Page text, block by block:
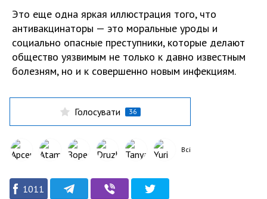
Это еще одна яркая иллюстрация того, что
антивакцинаторы — это моральные уроды и
социально опасные преступники, которые делают
общество уязвимым не только к давно известным
болезням, но и к совершенно новым инфекциям.
Голосувати 36
Всі
1011